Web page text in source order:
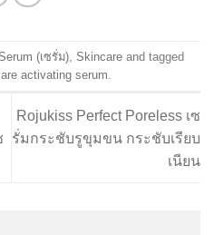
(เซรั่ม), Skincareand tagged
activating serum
Rojukiss Perfect Poreless เซ
รั่มกระชับรูขุมขน กระชับเรียบ
เนียน